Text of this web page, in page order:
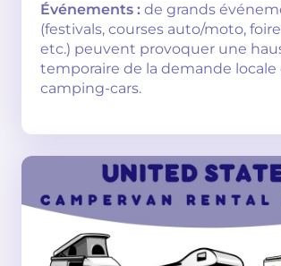
Événements : de grands
(festivals, courses auto/moto,
etc.) peuvent provoquer une
temporaire de la demande locale
camping-cars.